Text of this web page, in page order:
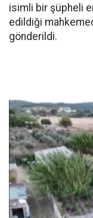
isimli bir şüpheli
edildiği
gönderildi.